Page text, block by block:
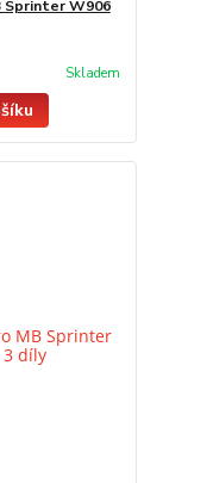
Sprinter W906
Skladem